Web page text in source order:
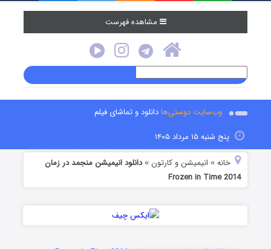
مشاهده فهرست
وب‌سایت دوستی‌هادانلود و تماشای فیلم
پنج شنبه ۱۵ مرداد ۱۴۰۵
خانه » انیمیشن و کارتون »دانلود انیمیشن منجمد در زمان
Frozen in Time 2014